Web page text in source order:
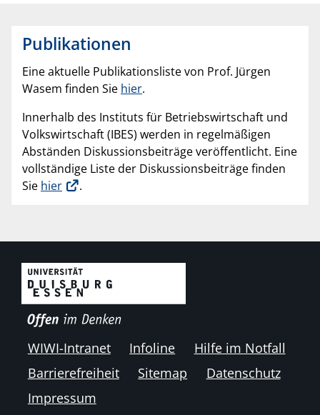
Publikationen
Eine aktuelle Publikationsliste von Prof. Jürgen
Wasem finden Sie hier.
Innerhalb des Instituts für Betriebswirtschaft und
Volkswirtschaft (IBES) werden in regelmäßigen
Abständen Diskussionsbeiträge veröffentlicht. Eine
vollständige Liste der Diskussionsbeiträge finden
Sie hier .
WIWI-Intranet Infoline
Hilfe im Notfall
Barrierefreiheit
Sitemap
Datenschutz
Impressum